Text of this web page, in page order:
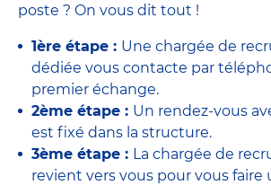
poste ? On vous dit tout !
1ère étape : Une chargée de
dédiée vous contacte par
premier échange.
2ème étape : Un rendez-vous
est fixé dans la structure.
3ème étape : La chargée de
revient vers vous pour vous faire